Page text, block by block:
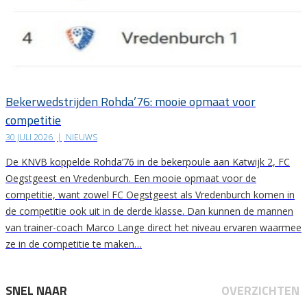
Bekerwedstrijden Rohda’76: mooie opmaat voor
competitie
30 JULI 2026 | NIEUWS
De KNVB koppelde Rohda’76 in de bekerpoule aan Katwijk 2, FC
Oegstgeest en Vredenburch. Een mooie opmaat voor de
competitie, want zowel FC Oegstgeest als Vredenburch komen in
de competitie ook uit in de derde klasse. Dan kunnen de mannen
van trainer-coach Marco Lange direct het niveau ervaren waarmee
ze in de competitie te maken…
SNEL NAAR OVERZICHTEN